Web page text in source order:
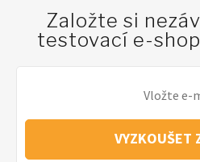
Založte si
testovací e-
VYZKOUŠET